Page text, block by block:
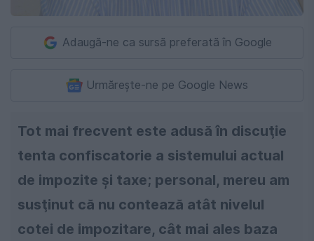
Adaugă-ne ca sursă preferată în Google
Urmărește-ne pe Google News
Tot mai frecvent este adusă în discuţie
tenta confiscatorie a sistemului actual
de impozite şi taxe; personal, mereu am
susţinut că nu contează atât nivelul
cotei de impozitare, cât mai ales baza